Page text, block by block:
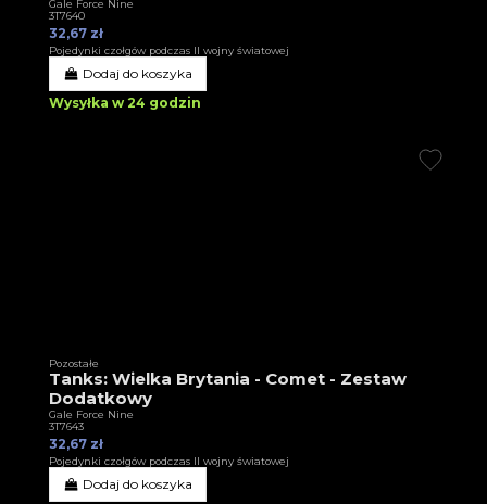
Gale Force Nine
3T7640
32,67 zł
Pojedynki czołgów podczas II wojny światowej
Dodaj do koszyka
Wysyłka w 24 godzin
Pozostałe
Tanks: Wielka Brytania - Comet - Zestaw
Dodatkowy
Gale Force Nine
3T7643
32,67 zł
Pojedynki czołgów podczas II wojny światowej
Dodaj do koszyka